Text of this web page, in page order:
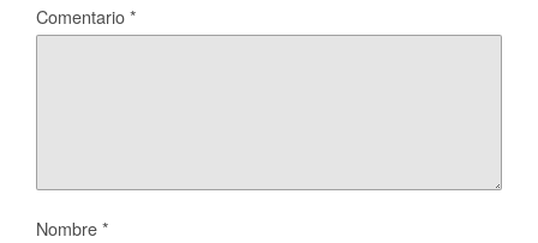
Comentario*
Nombre*